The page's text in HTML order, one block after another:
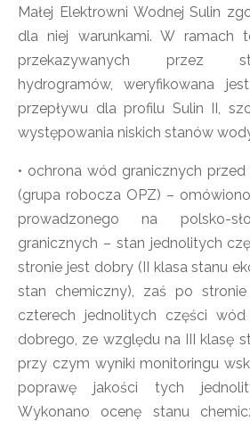
Małej Elektrowni Wodnej Sulin
dla niej warunkami. W ramach
przekazywanych przez
hydrogramów, weryfikowana
przepływu dla profilu Sulin II,
występowania niskich stanów
• ochrona wód granicznych
(grupa robocza OPZ) –
prowadzonego na polsko-
granicznych – stan jednolitych
stronie jest dobry (II klasa stanu
stan chemiczny), zaś po
czterech jednolitych części
dobrego, ze względu na III klasę
przy czym wyniki monitoringu
poprawę jakości tych
Wykonano ocenę stanu